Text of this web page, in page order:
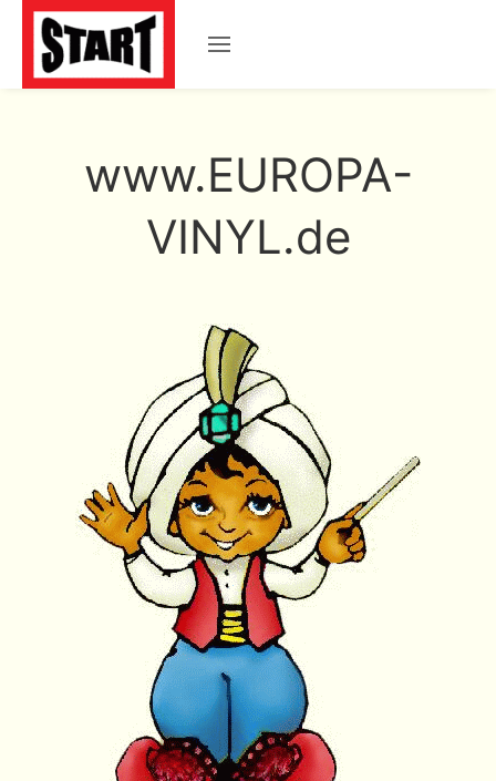
www.EUROPA-
VINYL.de